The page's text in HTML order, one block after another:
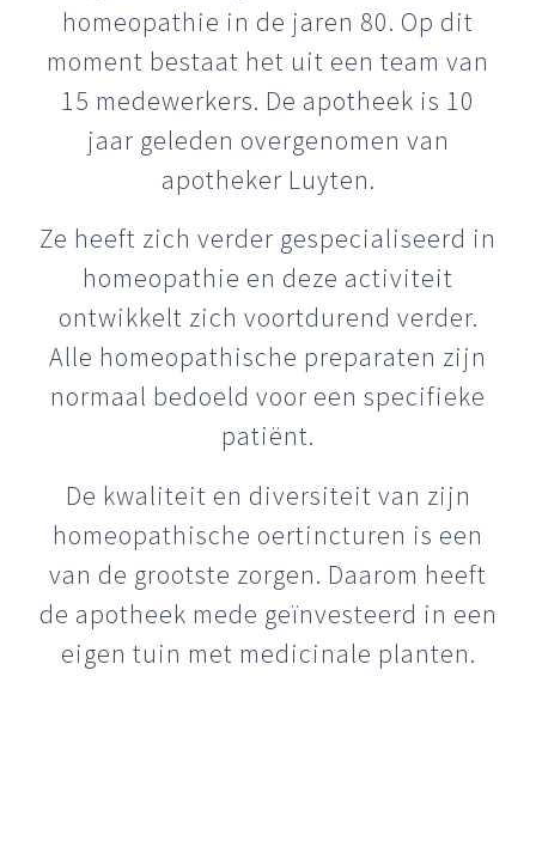
homeopathie in de jaren 80. Op dit
moment bestaat het uit een team van
15 medewerkers. De apotheek is 10
jaar geleden overgenomen van
apotheker Luyten.
Ze heeft zich verder gespecialiseerd in
homeopathie en deze activiteit
ontwikkelt zich voortdurend verder.
Alle homeopathische preparaten zijn
normaal bedoeld voor een specifieke
patiënt.
De kwaliteit en diversiteit van zijn
homeopathische oertincturen is een
van de grootste zorgen. Daarom heeft
de apotheek mede geïnvesteerd in een
eigen tuin met medicinale planten.